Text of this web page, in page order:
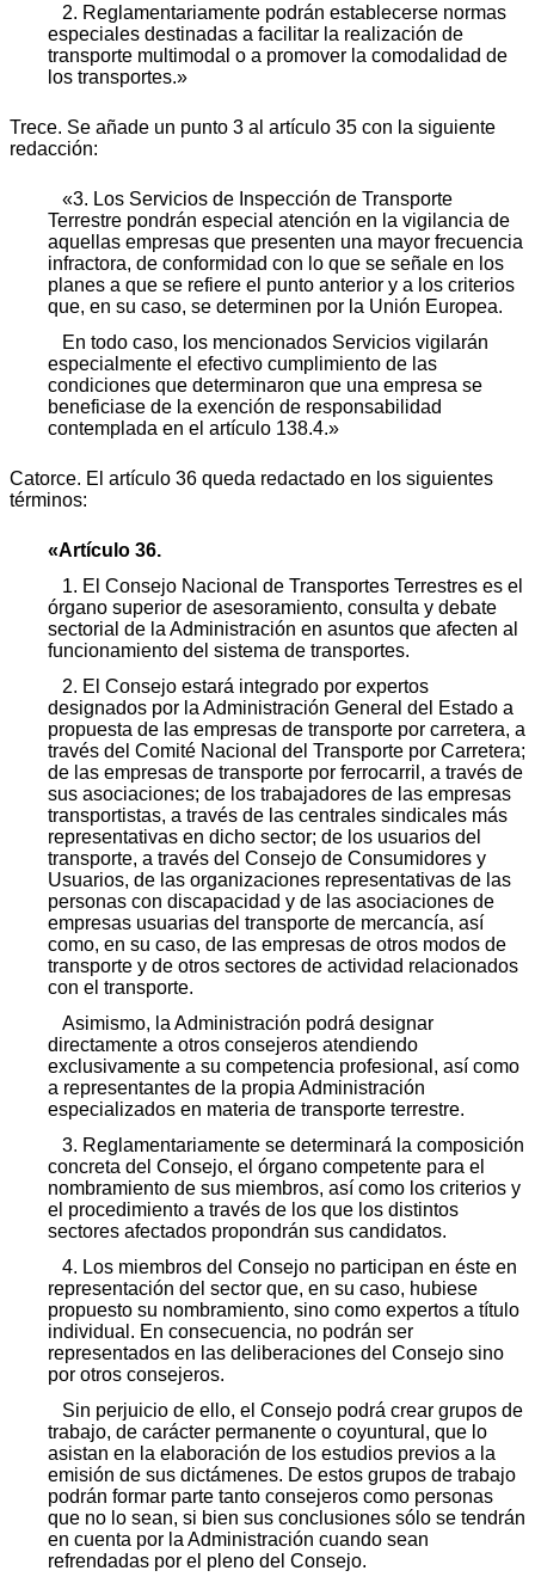
2. Reglamentariamente podrán establecerse normas
especiales destinadas a facilitar la realización de
transporte multimodal o a promover la comodalidad de
los transportes.»
Trece. Se añade un punto 3 al artículo 35 con la siguiente
redacción:
«3. Los Servicios de Inspección de Transporte
Terrestre pondrán especial atención en la vigilancia de
aquellas empresas que presenten una mayor frecuencia
infractora, de conformidad con lo que se señale en los
planes a que se refiere el punto anterior y a los criterios
que, en su caso, se determinen por la Unión Europea.
En todo caso, los mencionados Servicios vigilarán
especialmente el efectivo cumplimiento de las
condiciones que determinaron que una empresa se
beneficiase de la exención de responsabilidad
contemplada en el artículo 138.4.»
Catorce. El artículo 36 queda redactado en los siguientes
términos:
«Artículo 36.
1. El Consejo Nacional de Transportes Terrestres es el
órgano superior de asesoramiento, consulta y debate
sectorial de la Administración en asuntos que afecten al
funcionamiento del sistema de transportes.
2. El Consejo estará integrado por expertos
designados por la Administración General del Estado a
propuesta de las empresas de transporte por carretera, a
través del Comité Nacional del Transporte por Carretera;
de las empresas de transporte por ferrocarril, a través de
sus asociaciones; de los trabajadores de las empresas
transportistas, a través de las centrales sindicales más
representativas en dicho sector; de los usuarios del
transporte, a través del Consejo de Consumidores y
Usuarios, de las organizaciones representativas de las
personas con discapacidad y de las asociaciones de
empresas usuarias del transporte de mercancía, así
como, en su caso, de las empresas de otros modos de
transporte y de otros sectores de actividad relacionados
con el transporte.
Asimismo, la Administración podrá designar
directamente a otros consejeros atendiendo
exclusivamente a su competencia profesional, así como
a representantes de la propia Administración
especializados en materia de transporte terrestre.
3. Reglamentariamente se determinará la composición
concreta del Consejo, el órgano competente para el
nombramiento de sus miembros, así como los criterios y
el procedimiento a través de los que los distintos
sectores afectados propondrán sus candidatos.
4. Los miembros del Consejo no participan en éste en
representación del sector que, en su caso, hubiese
propuesto su nombramiento, sino como expertos a título
individual. En consecuencia, no podrán ser
representados en las deliberaciones del Consejo sino
por otros consejeros.
Sin perjuicio de ello, el Consejo podrá crear grupos de
trabajo, de carácter permanente o coyuntural, que lo
asistan en la elaboración de los estudios previos a la
emisión de sus dictámenes. De estos grupos de trabajo
podrán formar parte tanto consejeros como personas
que no lo sean, si bien sus conclusiones sólo se tendrán
en cuenta por la Administración cuando sean
refrendadas por el pleno del Consejo.